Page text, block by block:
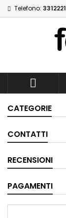
Telefono:

CATEGORIE
CONTATTI
RECENSIONI
PAGAMENTI